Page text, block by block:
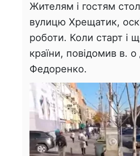
Жителям і гостям
вулицю Хрещатик,
роботи. Коли старт і
країни, повідомив в.
Федоренко.